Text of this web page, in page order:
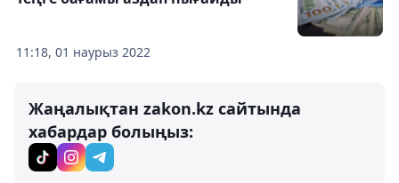
11:18, 01 наурыз 2022
Жаңалықтан zakon.kz сайтында
хабардар болыңыз: